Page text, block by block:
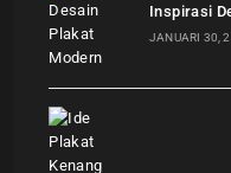
Inspirasi
JANUARI 30,